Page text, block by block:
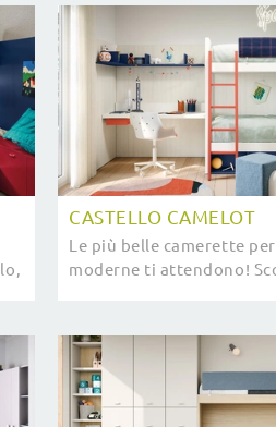
CASTELLO CAMELOT
Le più belle camerette
moderne ti attendono!